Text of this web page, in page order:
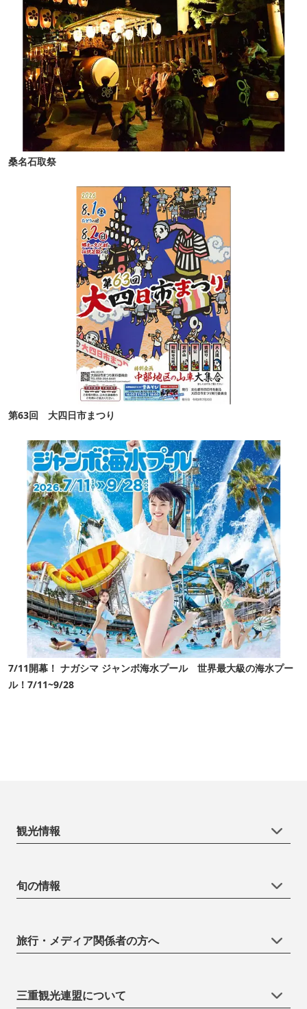
桑名石取祭
第63回 大四日市まつり
7/11開幕！ ナガシマ ジャンボ海水プール 世界最大級の海水プー
ル！7/11~9/28
観光情報
旬の情報
旅行・メディア関係者の方へ
三重観光連盟について